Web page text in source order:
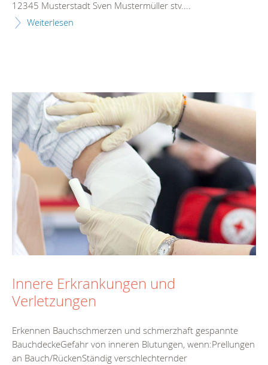
12345 Musterstadt Sven Mustermüller stv....
Weiterlesen
Innere Erkrankungen und
Verletzungen
Erkennen Bauchschmerzen und schmerzhaft gespannte
BauchdeckeGefahr von inneren Blutungen, wenn:Prellungen
an Bauch/RückenStändig verschlechternder